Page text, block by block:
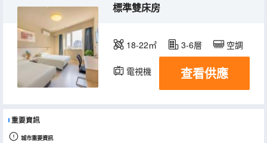
標準雙床房
18-22㎡ 3-6層 空調
電視機 查看供應
重要資訊
城市重要資訊